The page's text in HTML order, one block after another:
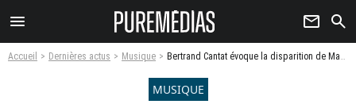
menu newsletter search
Accueil Dernières actus Musique Bertrand Cantat évoque la disparition de Marie Trintignant : "Il n'y avait plus aucune limite dans ce cauchemar"
MUSIQUE